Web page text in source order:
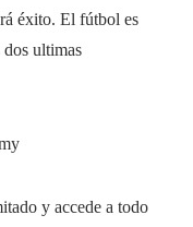
éxito. El fútbol es
ultimas
y accede a todo